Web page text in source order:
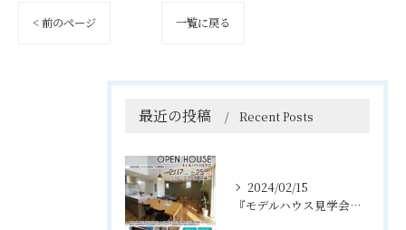
< 前のページ 一覧に戻る
最近の投稿 Recent Posts
2024/02/15
『モデルハウス見学会、夜の見学会』淡路市 浦